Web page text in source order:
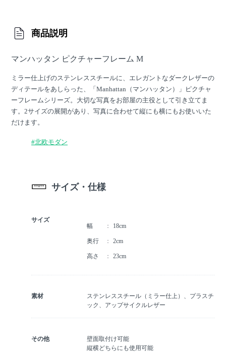
商品説明
マンハッタン ピクチャーフレーム M
ミラー仕上げのステンレススチールに、エレガントなダークレザーの
ディテールをあしらった、「Manhattan（マンハッタン）」ピクチャ
ーフレームシリーズ。大切な写真をお部屋の主役として引き立てま
す。2サイズの展開があり、写真に合わせて縦にも横にもお使いいた
だけます。
#北欧モダン
サイズ・仕様
サイズ
幅
18cm
奥行 2cm
高さ 23cm
素材
ステンレススチール（ミラー仕上）、プラスチ
ック、アップサイクルレザー
その他
壁面取付け可能
縦横どちらにも使用可能